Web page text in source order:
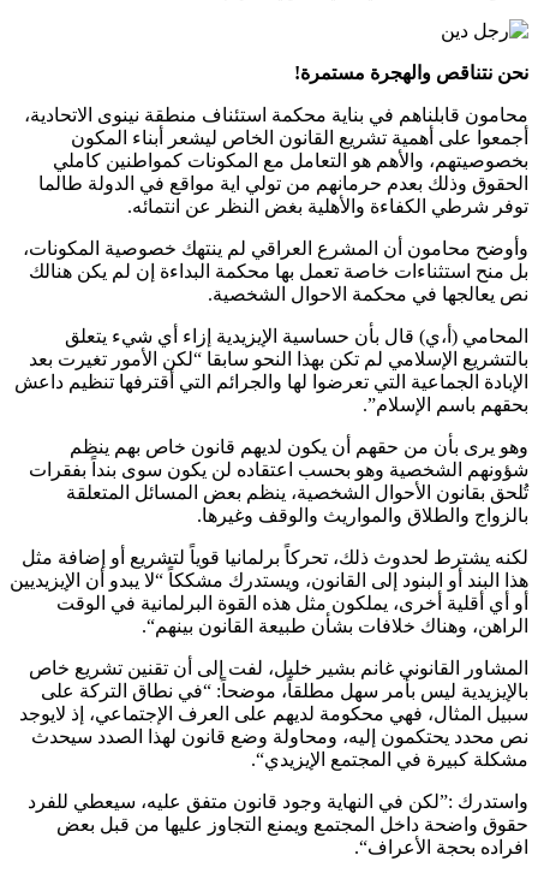
نحن نتناقص والهجرة مستمرة!
محامون قابلناهم في بناية محكمة استئناف منطقة نينوى الاتحادية،
أجمعوا على أهمية تشريع القانون الخاص ليشعر أبناء المكون
بخصوصيتهم، والأهم هو التعامل مع المكونات كمواطنين كاملي
الحقوق وذلك بعدم حرمانهم من تولي اية مواقع في الدولة طالما
توفر شرطي الكفاءة والأهلية بغض النظر عن انتمائه.
وأوضح محامون أن المشرع العراقي لم ينتهك خصوصية المكونات،
بل منح استثناءات خاصة تعمل بها محكمة البداءة إن لم يكن هنالك
نص يعالجها في محكمة الاحوال الشخصية.
المحامي (أ،ي) قال بأن حساسية الإيزيدية إزاء أي شيء يتعلق
بالتشريع الإسلامي لم تكن بهذا النحو سابقا “لكن الأمور تغيرت بعد
الإبادة الجماعية التي تعرضوا لها والجرائم التي أقترفها تنظيم داعش
بحقهم باسم الإسلام”.
وهو يرى بأن من حقهم أن يكون لديهم قانون خاص بهم ينظم
شؤونهم الشخصية وهو بحسب اعتقاده لن يكون سوى بنداً بفقرات
تُلحق بقانون الأحوال الشخصية، ينظم بعض المسائل المتعلقة
بالزواج والطلاق والمواريث والوقف وغيرها.
لكنه يشترط لحدوث ذلك، تحركاً برلمانيا قوياً لتشريع أو إضافة مثل
هذا البند أو البنود إلى القانون، ويستدرك مشككاً “لا يبدو أن الإيزيديين
أو أي أقلية أخرى، يملكون مثل هذه القوة البرلمانية في الوقت
الراهن، وهناك خلافات بشأن طبيعة القانون بينهم“.
المشاور القانوني غانم بشير خليل، لفت إلى أن تقنين تشريع خاص
بالإيزيدية ليس بأمر سهل مطلقاً، موضحاً: “في نطاق التركة على
سبيل المثال، فهي محكومة لديهم على العرف الإجتماعي، إذ لايوجد
نص محدد يحتكمون إليه، ومحاولة وضع قانون لهذا الصدد سيحدث
مشكلة كبيرة في المجتمع الإيزيدي“.
واستدرك :”لكن في النهاية وجود قانون متفق عليه، سيعطي للفرد
حقوق واضحة داخل المجتمع ويمنع التجاوز عليها من قبل بعض
افراده بحجة الأعراف“.